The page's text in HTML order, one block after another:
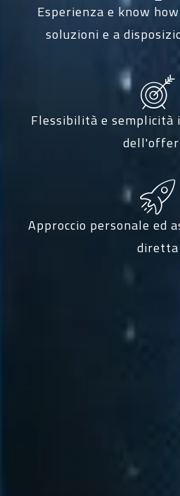
Esperienza e know
soluzioni e a
Flessibilità e
Approccio personale ed
diretta